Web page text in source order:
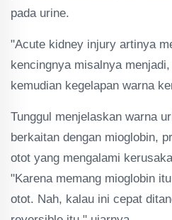
pada urine.
"Acute kidney injury artinya
kencingnya misalnya
kemudian kegelapan warna
Tunggul menjelaskan warna
berkaitan dengan mioglobin,
otot yang mengalami
"Karena memang mioglobin
otot. Nah, kalau ini cepat